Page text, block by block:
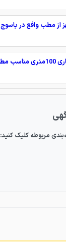
از مطب واقع در یاسوج
یاسوج
مربوطه کلیک کنید: